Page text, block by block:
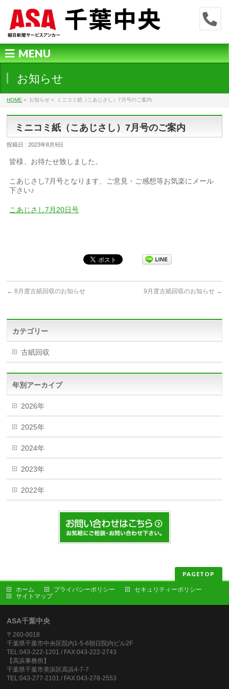
MENU
お知らせ
HOME » お知らせ » ミニコミ紙（こあじさし）7月号のご案内
ミニコミ紙（こあじさし）7月号のご案内
投稿日 : 2023年8月9日
皆様、お待たせ致しました。
こあじさし7月号となります、ご意見・ご感想等お気楽にメール
下さい♪
こあじさし7月20日号
← 8月度古紙回収のお知らせ 9月度古紙回収のお知らせ →
カテゴリー
古紙回収
年別アーカイブ
2026年
2025年
2024年
2023年
2022年
PAGETOP
ホーム プライバシーポリシー
セキュリティーポリシー
サイトマップ
ASA千葉中央
〒260-0018
千葉県千葉市中央区院内1-5-6朝日院内ビル2F
TEL:043-222-1201 / FAX:043-222-2743
【高浜事務所】
千葉県千葉市美浜区高浜4-7-7
TEL:043-277-2101 / FAX:043-278-2553